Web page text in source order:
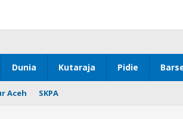
Dunia Kutaraja Pidie
Aceh SKPA